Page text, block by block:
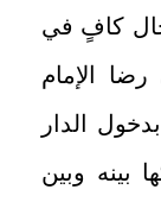
كافٍ في
الإمام
الدار
بينه وبين